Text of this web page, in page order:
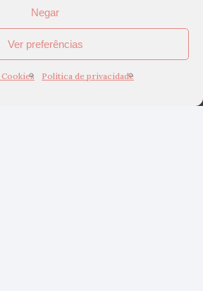
Negar
Ver preferências
Política de privacidade